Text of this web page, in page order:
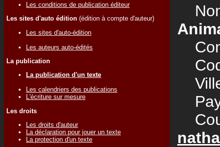
Les conditions de publication éditeur
Les sites d'auto édition (édition à compte d'auteur)
Les sites d'auto-édition
Les auteurs auto-édités
La publication
La publication d'un texte
Les calendriers des publications
L'écriture sur mesure
Les droits
Les droits d'auteur
La déclaration pour jouer un texte
La protection d'un texte